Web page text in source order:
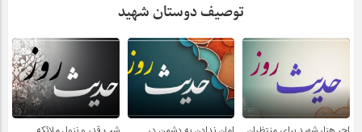
توصیف دوستان شهید